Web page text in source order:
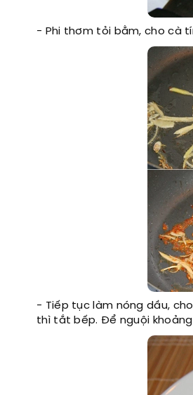
- Phi thơm tỏi bằm, cho cà
- Tiếp tục làm nóng dầu,
thì tắt bếp. Để nguội